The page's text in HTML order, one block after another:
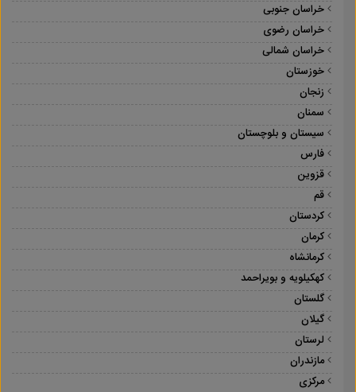
خراسان جنوبی
خراسان رضوی
خراسان شمالی
خوزستان
زنجان
سمنان
سیستان و بلوچستان
فارس
قزوین
قم
کردستان
کرمان
کرمانشاه
کهکیلویه و بویراحمد
گلستان
گیلان
لرستان
مازندران
مرکزی